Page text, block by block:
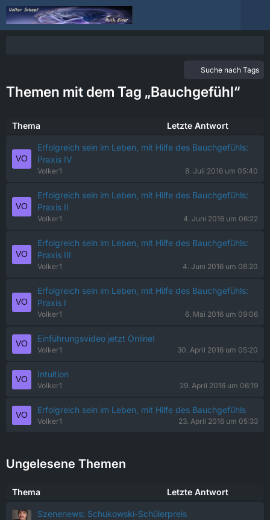
Suche nach Tags
Themen mit dem Tag „Bauchgefühl“
Thema Letzte Antwort
Erfolgreich sein im Leben, mit Hilfe des Bauchgefühls:
Praxis IV
Volker1 8. Juli 2016 um 05:40
Erfolgreich sein im Leben, mit Hilfe des Bauchgefühls:
Praxis II
Volker1 4. Juni 2016 um 06:22
Erfolgreich sein im Leben, mit Hilfe des Bauchgefühls:
Praxis III
Volker1 4. Juni 2016 um 06:20
Erfolgreich sein im Leben, mit Hilfe des Bauchgefühls:
Praxis I
Volker1 6. Mai 2016 um 09:06
Einführungsvideo jetzt Online!
Volker1 30. April 2016 um 05:20
Intuition
Volker1 29. April 2016 um 06:19
Erfolgreich sein im Leben, mit Hilfe des Bauchgefühls
Volker1 23. April 2016 um 05:33
Ungelesene Themen
Thema Letzte Antwort
Szenenews: Schukowski-Schülerpreis